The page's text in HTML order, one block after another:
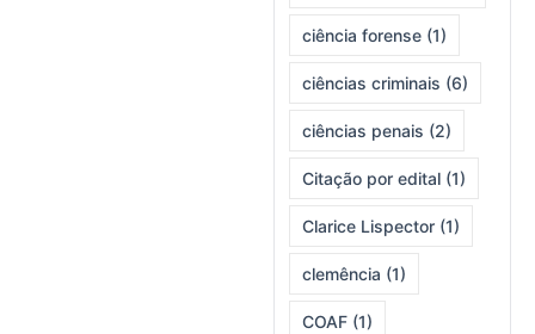
ciência forense (1)
ciências criminais (6)
ciências penais (2)
Citação por edital (1)
Clarice Lispector (1)
clemência (1)
COAF (1)